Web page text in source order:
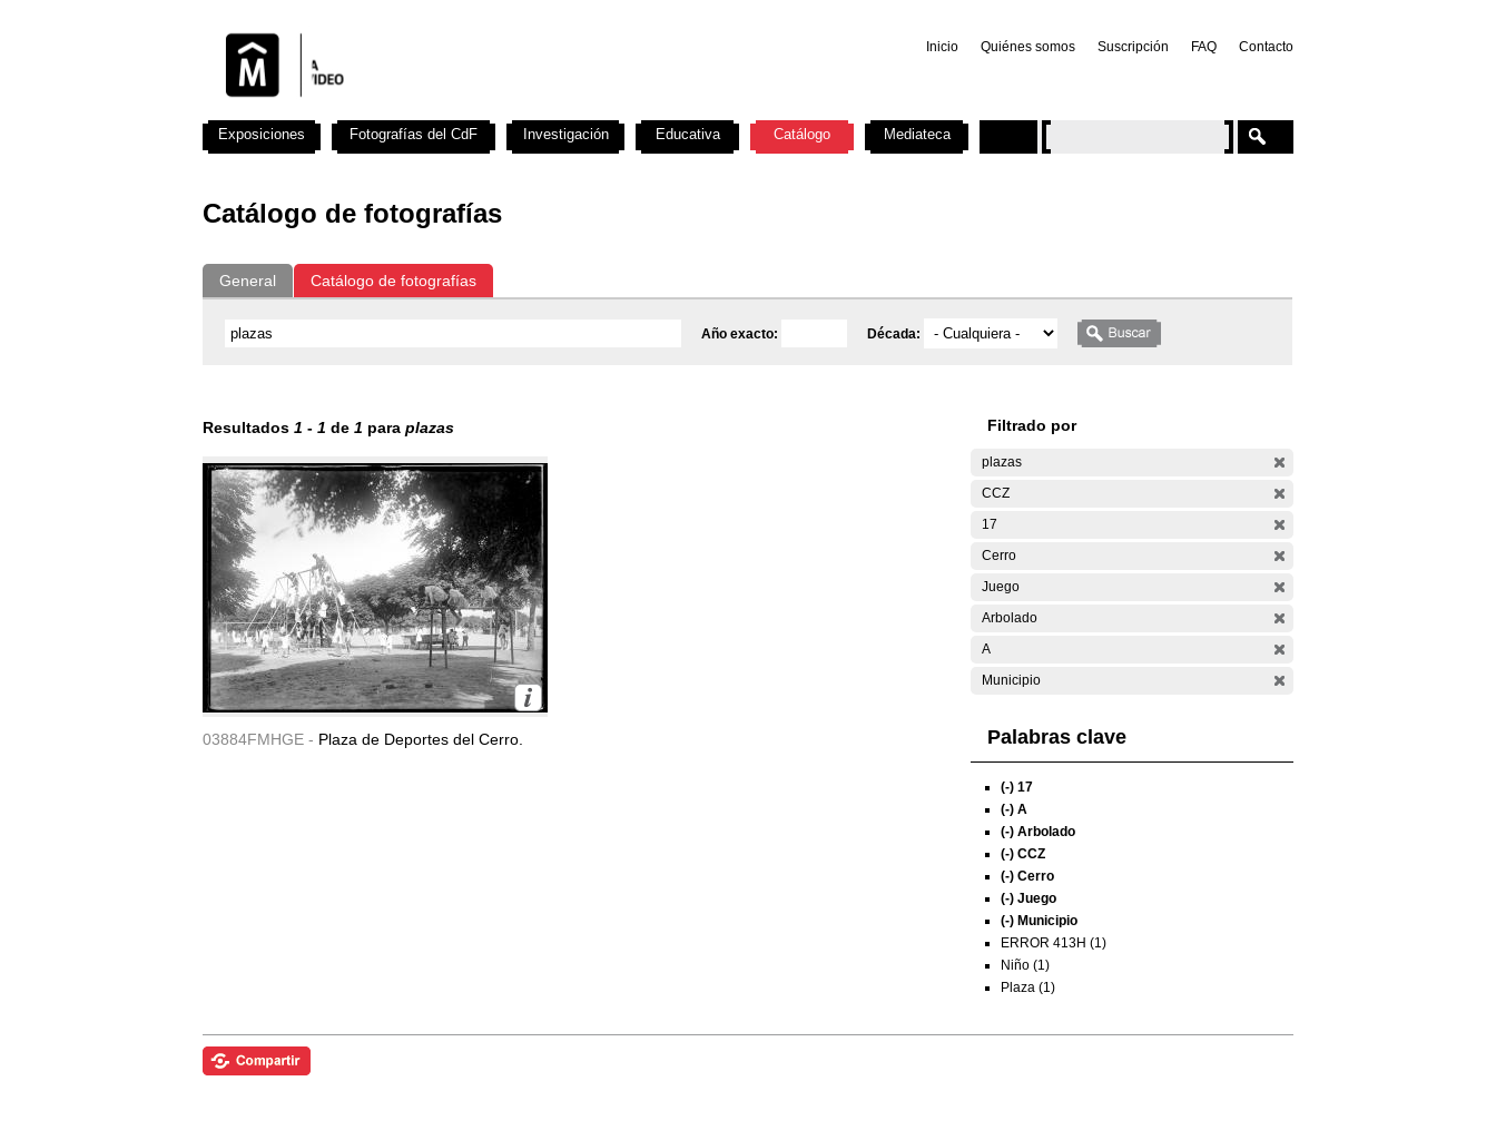
Inicio Quiénes somos Suscripción FAQ Contacto
Catálogo de fotografías
General Catálogo de fotografías
Año exacto: Década:
Resultados 1 - 1 de 1 para plazas
03884FMHGE - Plaza de Deportes del Cerro.
Filtrado por
plazas
CCZ
17
Cerro
Juego
Arbolado
A
Municipio
Palabras clave
(-) 17
(-) A
(-) Arbolado
(-) CCZ
(-) Cerro
(-) Juego
(-) Municipio
ERROR 413H (1)
Niño (1)
Plaza (1)
Exposiciones Fotografías del CdF Investigación Educativa Catálogo Mediateca